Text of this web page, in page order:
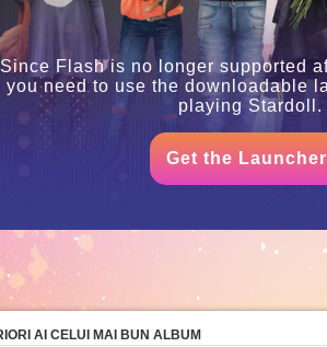
Since Flash is no longer supported
you need to use the downloadable
playing Stardoll.
Get the
AI CELUI MAI BUN ALBUM